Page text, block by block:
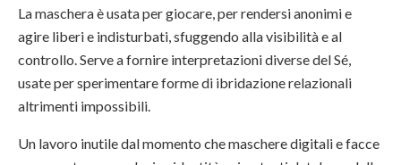
La maschera è usata per giocare, per rendersi anonimi e
agire liberi e indisturbati, sfuggendo alla visibilità e al
controllo. Serve a fornire interpretazioni diverse del Sé,
usate per sperimentare forme di ibridazione relazionali
altrimenti impossibili.
Un lavoro inutile dal momento che maschere digitali e facce